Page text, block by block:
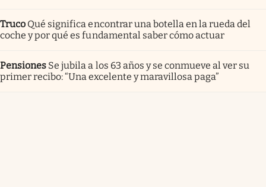
Truco Qué significa encontrar una botella en la rueda del
coche y por qué es fundamental saber cómo actuar
Pensiones Se jubila a los 63 años y se conmueve al ver su
primer recibo: “Una excelente y maravillosa paga”